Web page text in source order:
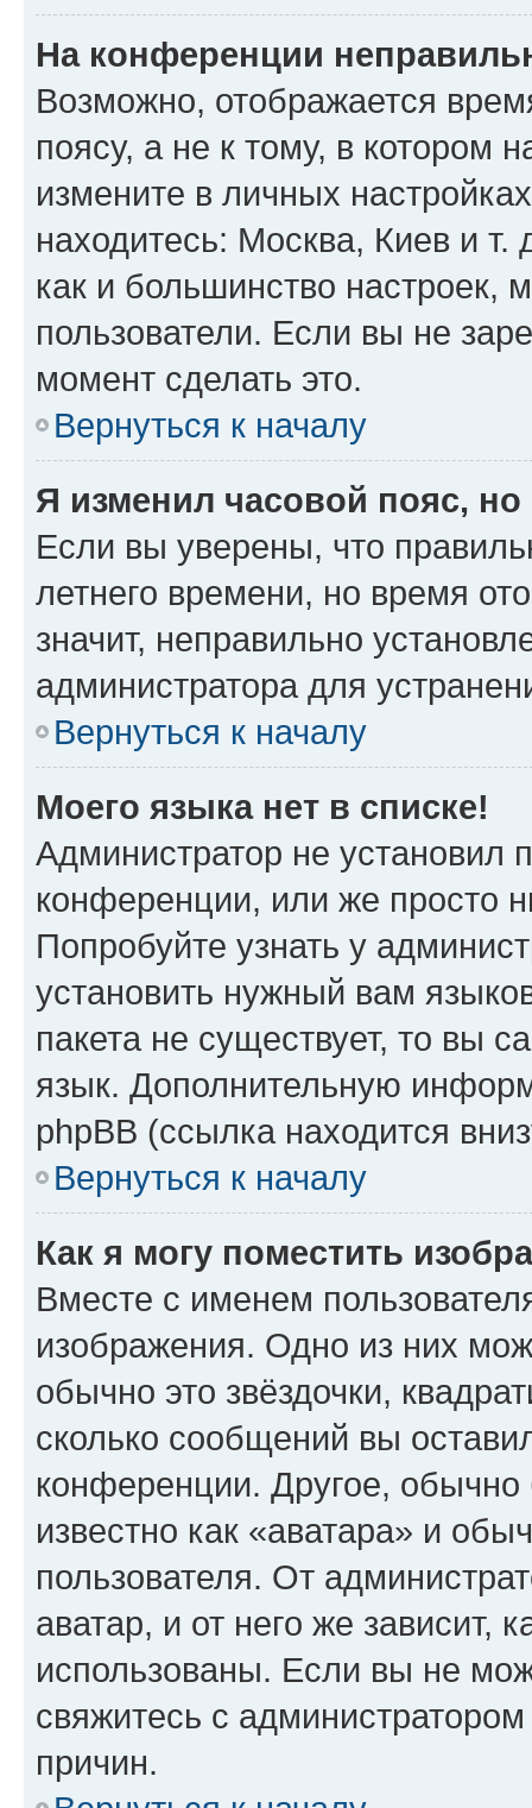
На конференции
Возможно, отображается
поясу, а не к тому, в котором
измените в личных
находитесь: Москва, Киев и т.
как и большинство настроек,
пользователи. Если вы не
момент сделать это.
Вернуться к началу
Я изменил часовой пояс,
Если вы уверены, что
летнего времени, но время
значит, неправильно
администратора для
Вернуться к началу
Моего языка нет в списке!
Администратор не установил
конференции, или же просто
Попробуйте узнать у
установить нужный вам
пакета не существует, то вы
язык. Дополнительную
phpBB (ссылка находится
Вернуться к началу
Как я могу поместить
Вместе с именем
изображения. Одно из них
обычно это звёздочки,
сколько сообщений вы
конференции. Другое,
известно как «аватара» и
пользователя. От
аватар, и от него же зависит,
использованы. Если вы не
свяжитесь с
причин.